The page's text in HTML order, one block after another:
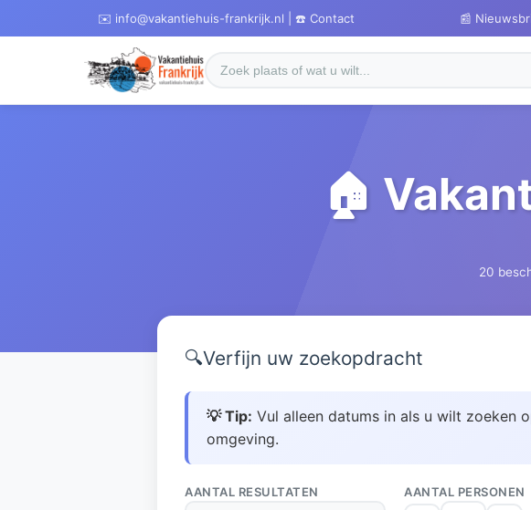
✉️ info@vakantiehuis-frankrijk.nl | ☎️ Contact 📰
🏠
20
🔍Verfijn uw zoekopdracht
💡 Tip: Vul alleen datums in als u wilt zoeken
omgeving.
AANTAL RESULTATEN AANTAL PERSONEN